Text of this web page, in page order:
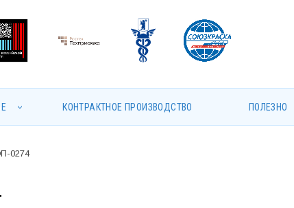
КОНТРАКТНОЕ ПРОИЗВОДСТВО ПОЛЕЗНО
0274